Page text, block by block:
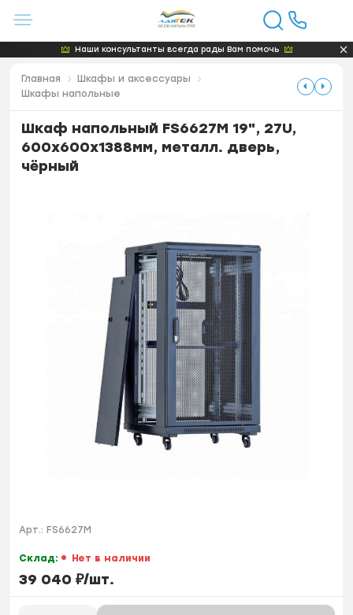
Наши консультанты всегда рады Вам помочь
Главная
Шкафы и аксессуары
Шкафы напольные
Шкаф напольный FS6627M 19", 27U,
600х600x1388мм, металл. дверь,
чёрный
Арт.: FS6627M
Склад: Нет в наличии
39 040 ₽/шт.